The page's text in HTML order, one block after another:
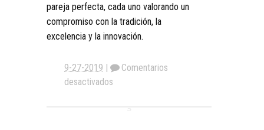
pareja perfecta, cada uno valorando un
compromiso con la tradición, la
excelencia y la innovación.
9-27-2019
Comentarios
desactivados